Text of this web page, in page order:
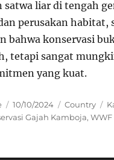
satwa liar di tengah
perusakan habitat,
bahwa konservasi
tetapi sangat
yang kuat.
Posted
on
10/10/2024 Categories
Country
Gajah Kamboja,WWF